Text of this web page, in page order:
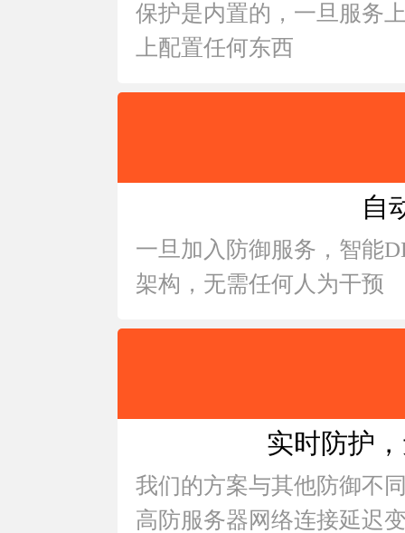
保护是内置的，一旦服务
上配置任何东西
自
一旦加入防御服务，智能
架构，无需任何人为干预
实时防护
我们的方案与其他防御不
高防服务器网络连接延迟